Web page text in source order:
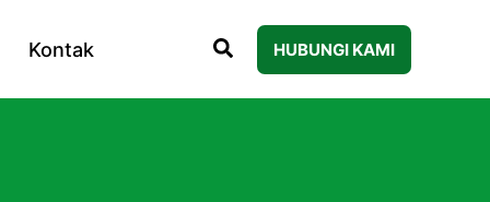
Kontak HUBUNGI KAMI